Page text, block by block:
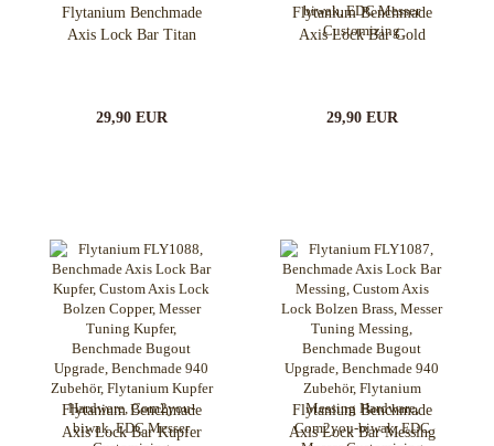
Flytanium Benchmade
Axis Lock Bar Titan
29,90 EUR
Flytanium Benchmade
Axis Lock Bar Gold
29,90 EUR
Flytanium Benchmade
Axis Lock Bar Kupfer
Flytanium Benchmade
Axis Lock Bar Messing